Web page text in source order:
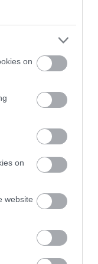
on
on
website
είναι πάντα στα
ξένη γλώσσα είναι
μεταξύ τους τόσο
μεζέ,
εργένης, καπάκι,
ραχάτι, σόι,
τόσους, και